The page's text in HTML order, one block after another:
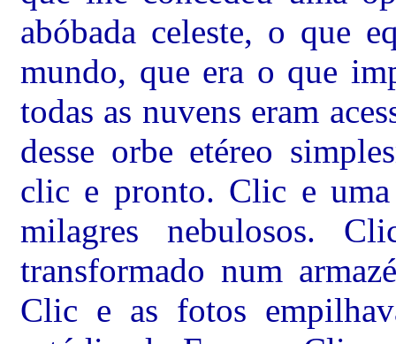
abóbada celeste, o que
mundo, que era o que
todas as nuvens eram
desse orbe etéreo
clic e pronto. Clic e uma
milagres nebulosos.
transformado num
Clic e as fotos